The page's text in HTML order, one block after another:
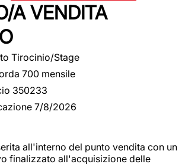
A VENDITA
Tirocinio/Stage
700 mensile
350233
7/8/2026
all'interno del punto vendita con un
finalizzato all'acquisizione delle